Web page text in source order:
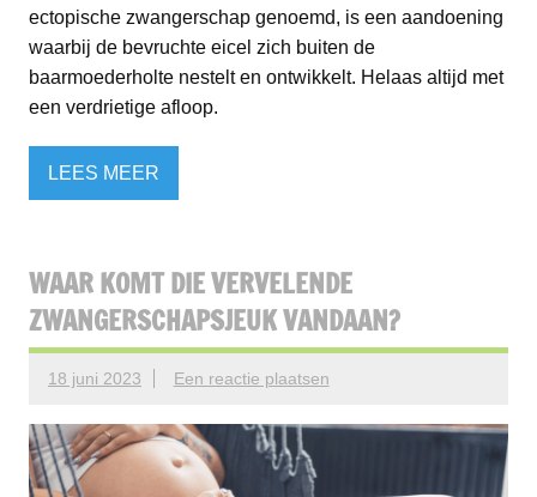
ectopische zwangerschap genoemd, is een aandoening
waarbij de bevruchte eicel zich buiten de
baarmoederholte nestelt en ontwikkelt. Helaas altijd met
een verdrietige afloop.
LEES MEER
WAAR KOMT DIE VERVELENDE
ZWANGERSCHAPSJEUK VANDAAN?
18 juni 2023 Een reactie plaatsen